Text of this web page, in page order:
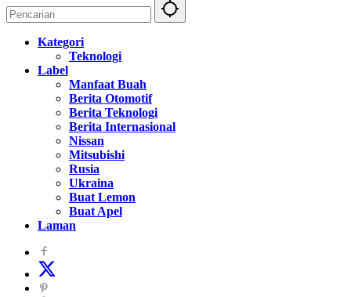
Kategori
Teknologi
Label
Manfaat Buah
Berita Otomotif
Berita Teknologi
Berita Internasional
Nissan
Mitsubishi
Rusia
Ukraina
Buat Lemon
Buat Apel
Laman